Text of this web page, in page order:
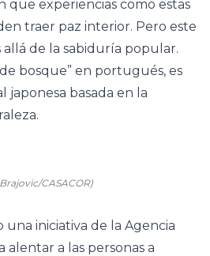
que experiencias como estas
traer paz interior. Pero este
de la sabiduría popular.
de bosque” en portugués, es
japonesa basada en la
CASACOR)
una iniciativa de la Agencia
alentar a las personas a